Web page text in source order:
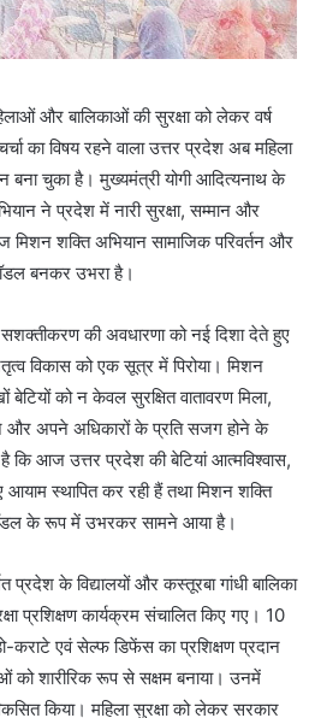
और बालिकाओं की सुरक्षा को लेकर वर्ष
का विषय रहने वाला उत्तर प्रदेश अब महिला
चुका है। मुख्यमंत्री योगी आदित्यनाथ के
ने प्रदेश में नारी सुरक्षा, सम्मान और
मिशन शक्ति अभियान सामाजिक परिवर्तन और
बनकर उभरा है।
की अवधारणा को नई दिशा देते हुए
विकास को एक सूत्र में पिरोया। मिशन
को न केवल सुरक्षित वातावरण मिला,
अपने अधिकारों के प्रति सजग होने के
कि आज उत्तर प्रदेश की बेटियां आत्मविश्वास,
आयाम स्थापित कर रही हैं तथा मिशन शक्ति
के रूप में उभरकर सामने आया है।
विद्यालयों और कस्तूरबा गांधी बालिका
प्रशिक्षण कार्यक्रम संचालित किए गए। 10
एवं सेल्फ डिफेंस का प्रशिक्षण प्रदान
को शारीरिक रूप से सक्षम बनाया। उनमें
किया। महिला सुरक्षा को लेकर सरकार